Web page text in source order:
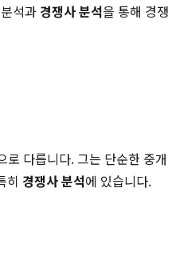
석과 경쟁사 분석을 통해 경쟁
로 다릅니다. 그는 단순한 중개
히 경쟁사 분석에 있습니다.